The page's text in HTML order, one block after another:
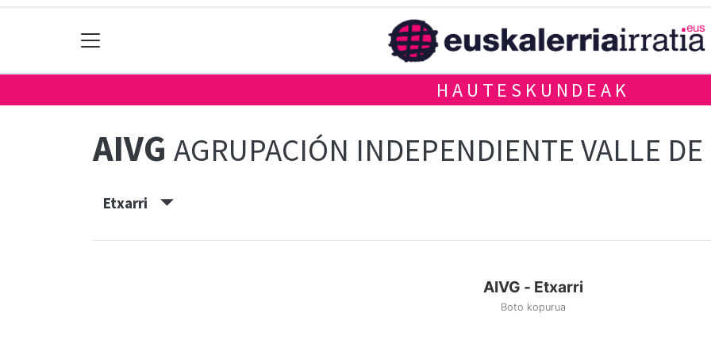
HAUTESKUNDEAK
AIVG AGRUPACIÓN INDEPENDIENTE VALLE
Etxarri
AIVG - Etxarri
Boto kopurua